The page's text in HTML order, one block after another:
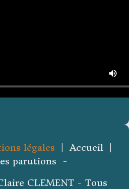
légales | Accueil |
parutions -
CLEMENT - Tous